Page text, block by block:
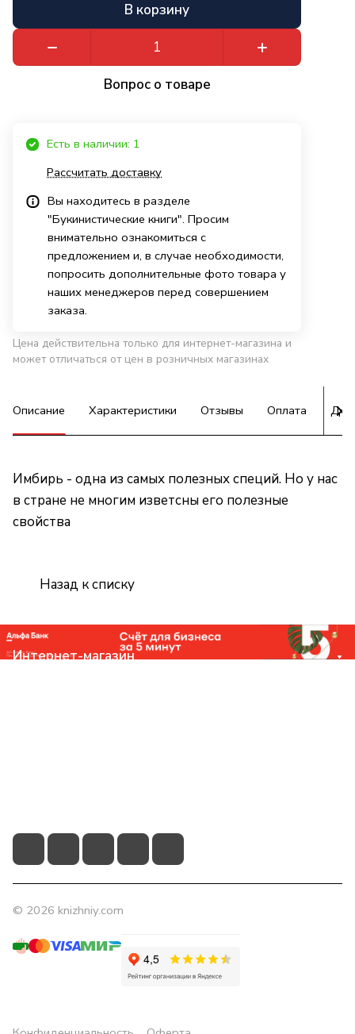
В корзину
Вопрос о товаре
Есть в наличии: 1
Рассчитать доставку
Вы находитесь в разделе
"Букинистические книги". Просим
внимательно ознакомиться с
предложением и, в случае необходимости,
попросить дополнительные фото товара у
наших менеджеров перед совершением
заказа.
Цена действительна только для интернет-магазина и
может отличаться от цен в розничных магазинах
Описание Характеристики Отзывы Оплата
Имбирь - одна из самых полезных специй. Но у нас
в стране не многим изветсны его полезные
свойства
Назад к списку
Интернет-магазин
© 2026 knizhniy.com